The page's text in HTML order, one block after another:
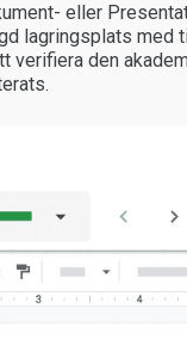
eller
lagringsplats med
verifiera den